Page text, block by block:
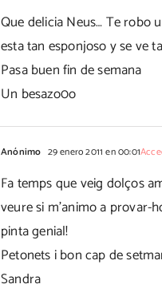
Que delicia Neus… Te robo
esta tan esponjoso y se ve
Pasa buen fin de semana
Un besazo0o
Anónimo 29 enero 2011 en 00:01
Fa temps que veig dolços
veure si m'animo a provar-
pinta genial!
Petonets i bon cap de
Sandra